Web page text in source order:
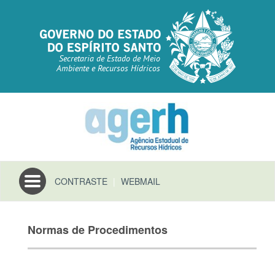
Secretaria de Estado de Meio
Ambiente e Recursos Hídricos
Toggle
navigation
CONTRASTE | WEBMAIL
Normas de Procedimentos